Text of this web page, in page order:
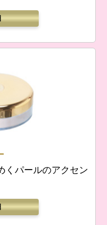
くパールのアクセン